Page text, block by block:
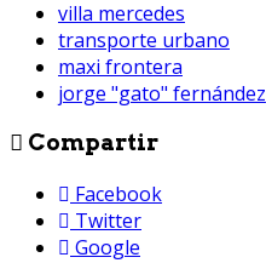
villa mercedes
transporte urbano
maxi frontera
jorge "gato" fernández
Compartir
Facebook
Twitter
Google